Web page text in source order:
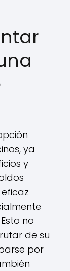
ya
y
no
de su
por